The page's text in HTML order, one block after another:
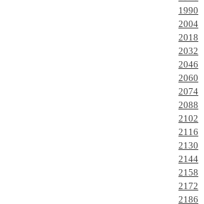
1990
2004
2018
2032
2046
2060
2074
2088
2102
2116
2130
2144
2158
2172
2186